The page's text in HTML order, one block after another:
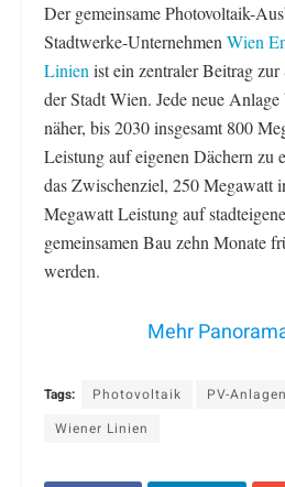
Der gemeinsame Photovoltaik-
Stadtwerke-UnternehmenWien
Linienist ein zentraler Beitrag
der Stadt Wien. Jede neue
näher, bis 2030 insgesamt 800
Leistung auf eigenen Dächern zu
das Zwischenziel, 250 Megawatt
Megawatt Leistung auf
gemeinsamen Bau zehn Monate
werden.
Mehr
Tags: Photovoltaik PV-Anlagen
Wiener Linien